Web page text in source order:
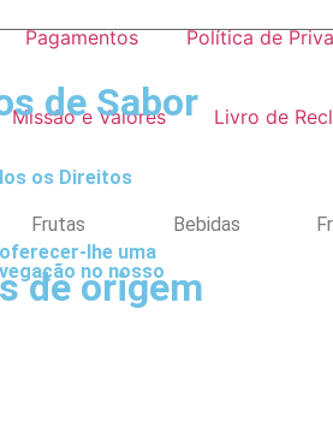
de Sabor
Frutas Bebidas
de origem
Pagamentos Política de
Missão e Valores Livro de
os Direitos
lhe uma
no nosso